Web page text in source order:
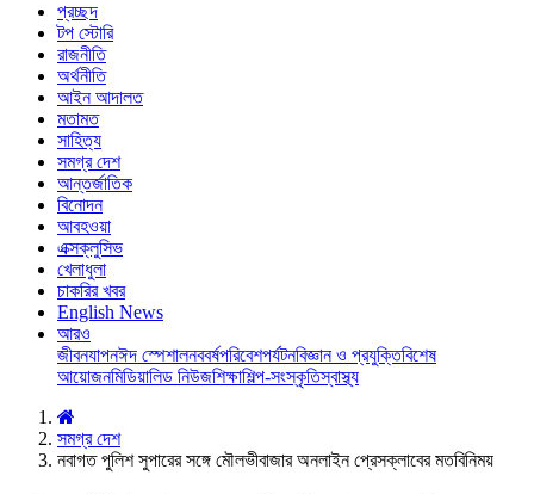
প্রচ্ছদ
টপ স্টোরি
রাজনীতি
অর্থনীতি
আইন আদালত
মতামত
সাহিত্য
সমগ্র দেশ
আন্তর্জাতিক
বিনোদন
আবহওয়া
এক্সক্লুসিভ
খেলাধুলা
চাকরির খবর
English News
আরও
জীবনযাপনঈদ স্পেশালনববর্ষপরিবেশপর্যটনবিজ্ঞান ও প্রযুক্তিবিশেষ
আয়োজনমিডিয়ালিড নিউজশিক্ষাশিল্প-সংস্কৃতিস্বাস্থ্য
সমগ্র দেশ
নবাগত পুলিশ সুপারের সঙ্গে মৌলভীবাজার অনলাইন প্রেসক্লাবের মতবিনিময়